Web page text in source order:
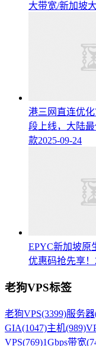
大带宽/新加坡
港三网直连优
段上线，大陆
款2025-09-24
EPYC新加坡原
优惠码抢先享！
老狗VPS标签
老狗VPS(3399)服务器
GIA(1047)主机(989)
VPS(769)1Gbps带宽